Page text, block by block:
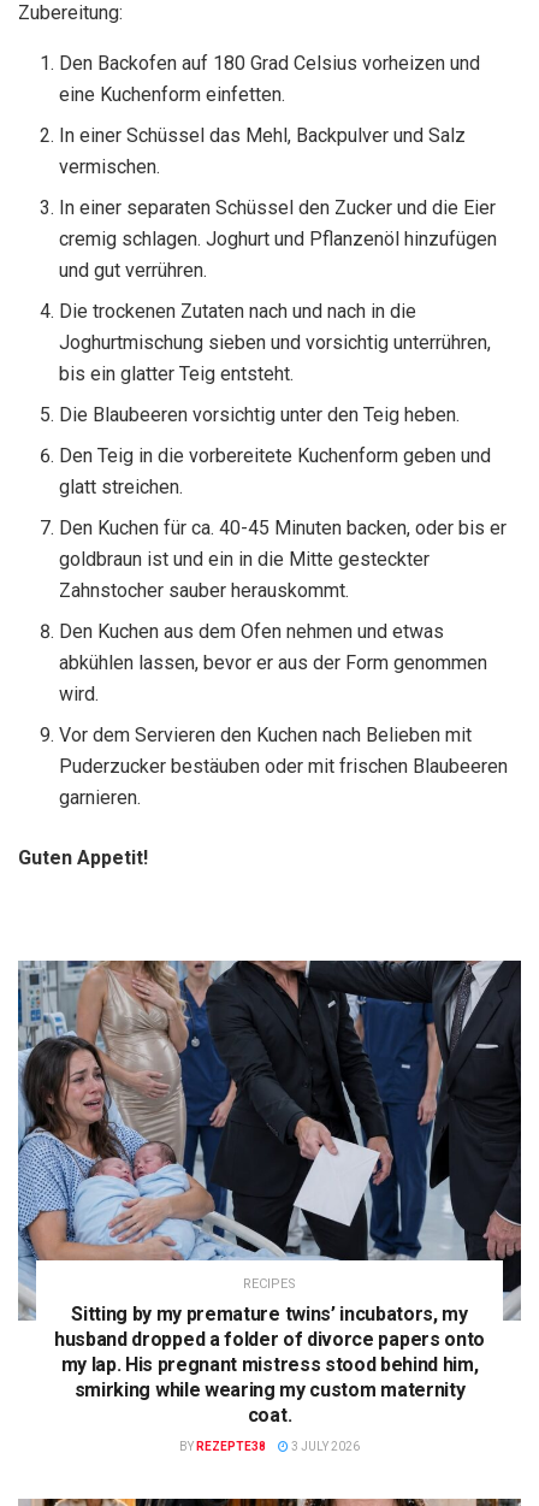
Zubereitung:
Den Backofen auf 180 Grad Celsius vorheizen und
eine Kuchenform einfetten.
In einer Schüssel das Mehl, Backpulver und Salz
vermischen.
In einer separaten Schüssel den Zucker und die Eier
cremig schlagen. Joghurt und Pflanzenöl hinzufügen
und gut verrühren.
Die trockenen Zutaten nach und nach in die
Joghurtmischung sieben und vorsichtig unterrühren,
bis ein glatter Teig entsteht.
Die Blaubeeren vorsichtig unter den Teig heben.
Den Teig in die vorbereitete Kuchenform geben und
glatt streichen.
Den Kuchen für ca. 40-45 Minuten backen, oder bis er
goldbraun ist und ein in die Mitte gesteckter
Zahnstocher sauber herauskommt.
Den Kuchen aus dem Ofen nehmen und etwas
abkühlen lassen, bevor er aus der Form genommen
wird.
Vor dem Servieren den Kuchen nach Belieben mit
Puderzucker bestäuben oder mit frischen Blaubeeren
garnieren.
Guten Appetit!
RECIPES
Sitting by my premature twins’ incubators, my
husband dropped a folder of divorce papers onto
my lap. His pregnant mistress stood behind him,
smirking while wearing my custom maternity
coat.
BY REZEPTE38 3 JULY 2026